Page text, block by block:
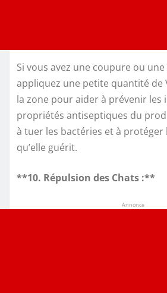
Si vous avez une coupure ou
appliquez une petite quantité de
la zone pour aider à prévenir les
propriétés antiseptiques du
à tuer les bactéries et à protéger
qu’elle guérit.
**10. Répulsion des Chats :**
Annonce